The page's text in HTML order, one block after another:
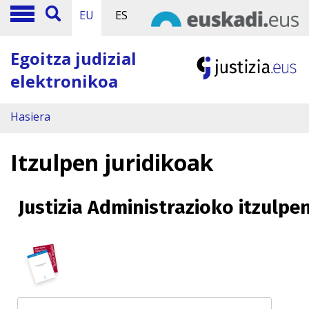
EU ES
Egoitza judizial
elektronikoa
Hasiera
Itzulpen juridikoak
Justizia Administrazioko